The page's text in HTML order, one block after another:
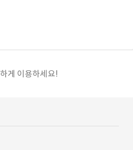
게 이용하세요!